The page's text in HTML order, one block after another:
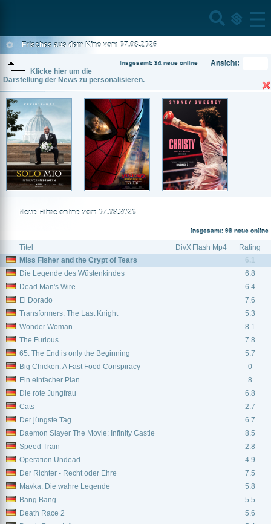
Menu
Frisches aus dem Kino vom 07.08.2026
Ansicht:
Insgesamt: 34 neue online
Klicke hier um die
Darstellung der News zu personalisieren.
Neue Filme online vom 07.08.2026
Insgesamt: 98 neue online
Titel DivX Flash Mp4
Rating
Miss Fisher and the Crypt of Tears
6.1
Die Legende des Wüstenkindes
6.8
Dead Man's Wire
6.4
El Dorado
7.6
Transformers: The Last Knight
5.3
Wonder Woman
8.1
The Furious
7.8
65: The End is only the Beginning
5.7
Big Chicken: A Fast Food Conspiracy
0
Ein einfacher Plan
8
Die rote Jungfrau
6.8
Cats
2.7
Der jüngste Tag
6.7
Daemon Slayer The Movie: Infinity Castle
8.5
Speed Train
2.8
Operation Undead
4.9
Der Richter - Recht oder Ehre
7.5
Mavka: Die wahre Legende
5.8
Bang Bang
5.5
Death Race 2
5.6